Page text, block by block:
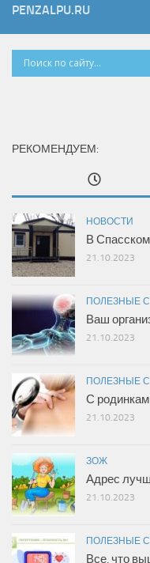
PENZALPU.RU
РЕКОМЕНДУЕМ:
НОВОСТИ
В
21.10.2023
ПОЛЕЗНЫЕ
Ваш
21.10.2023
ПОЛЕЗНЫЕ
С
21.10.2023
ЗОЖ
Адрес
21.10.2023
ПОЛЕЗНЫЕ
Все, что